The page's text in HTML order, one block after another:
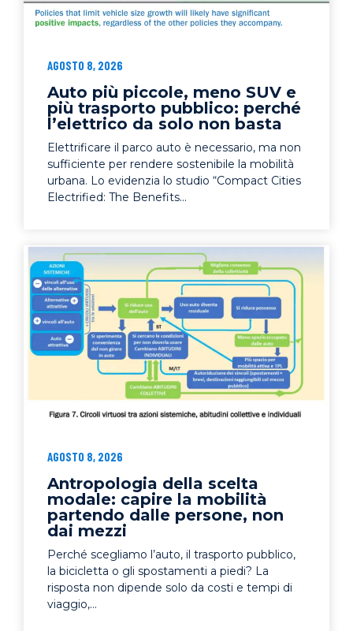
AGOSTO 8, 2026
Auto più piccole, meno SUV e
più trasporto pubblico: perché
l’elettrico da solo non basta
Elettrificare il parco auto è necessario, ma non
sufficiente per rendere sostenibile la mobilità
urbana. Lo evidenzia lo studio “Compact Cities
Electrified: The Benefits...
AGOSTO 8, 2026
Antropologia della scelta
modale: capire la mobilità
partendo dalle persone, non
dai mezzi
Perché scegliamo l’auto, il trasporto pubblico,
la bicicletta o gli spostamenti a piedi? La
risposta non dipende solo da costi e tempi di
viaggio,...